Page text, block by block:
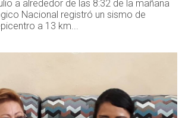
a alrededor de las 8:32 de la mañana
Nacional registró un sismo de
a 13 km...